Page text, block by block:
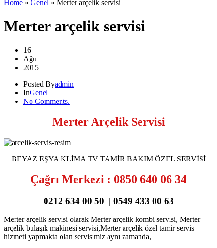
Home » Genel » Merter arçelik servisi
Merter arçelik servisi
16
Ağu
2015
Posted Byadmin
InGenel
No Comments.
Merter Arçelik Servisi
BEYAZ EŞYA KLİMA TV TAMİR BAKIM ÖZEL SERVİSİ
Çağrı Merkezi : 0850 640 06 34
0212 634 00 50 | 0549 433 00 63
Merter arçelik servisi olarak Merter arçelik kombi servisi, Merter
arçelik bulaşık makinesi servisi,Merter arçelik özel tamir servis
hizmeti yapmakta olan servisimiz aynı zamanda,